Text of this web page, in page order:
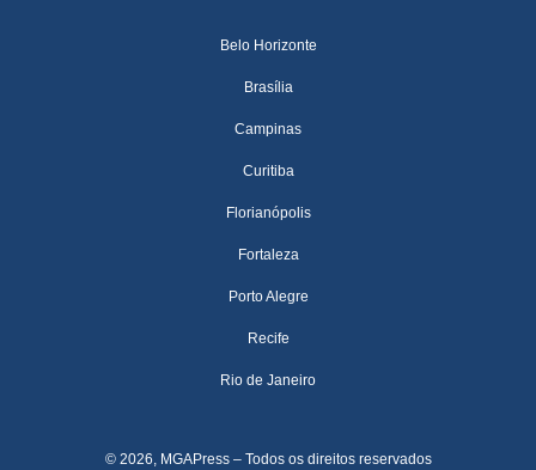
Belo Horizonte
Brasília
Campinas
Curitiba
Florianópolis
Fortaleza
Porto Alegre
Recife
Rio de Janeiro
© 2026, MGAPress – Todos os direitos reservados